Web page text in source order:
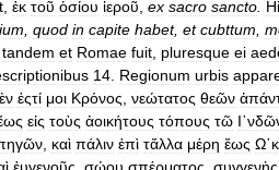
ἐκ τοῦ ὁσίου ἱεροῦ ex sacro sancto
quod in capite habet, et cubttum
tandem et Romae fuit pluresque ei
14 Regionum urbis
ἐςτί μοι Κρόνος νεώτατος θεῶν
εἰς τοὺς ἀοικήτους τόπους τῶ
καὶ πάλιν ἐπὶ τἄλλα μέρη ἕως